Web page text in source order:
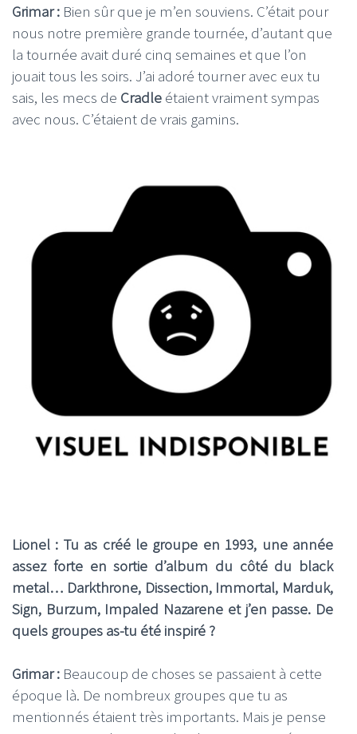
Grimar : Bien sûr que je m’en souviens. C’était pour
nous notre première grande tournée, d’autant que
la tournée avait duré cinq semaines et que l’on
jouait tous les soirs. J’ai adoré tourner avec eux tu
sais, les mecs de Cradle étaient vraiment sympas
avec nous. C’étaient de vrais gamins.
Lionel : Tu as créé le groupe en 1993, une année
assez forte en sortie d’album du côté du black
metal… Darkthrone, Dissection, Immortal, Marduk,
Sign, Burzum, Impaled Nazarene et j’en passe. De
quels groupes as-tu été inspiré ?
Grimar : Beaucoup de choses se passaient à cette
époque là. De nombreux groupes que tu as
mentionnés étaient très importants. Mais je pense